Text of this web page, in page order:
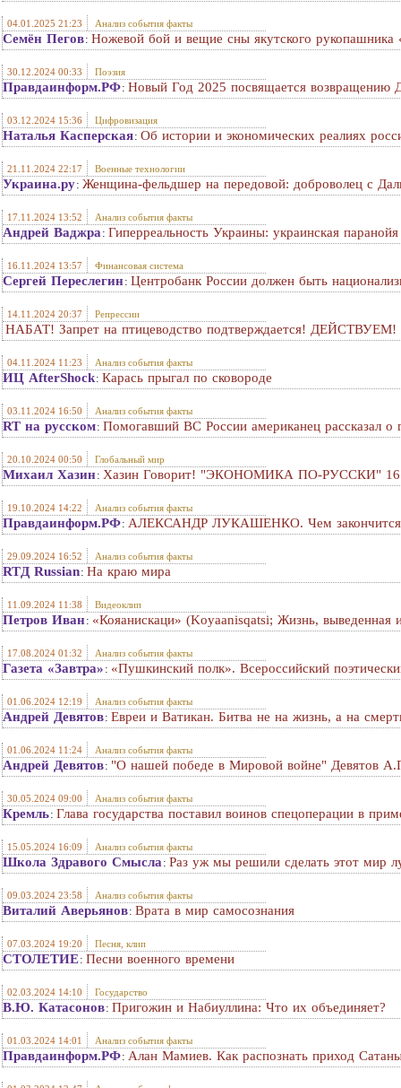
04.01.2025 21:23 Анализ события факты
Семён Пегов: Ножевой бой и вещие сны якутского рукопашника
30.12.2024 00:33 Поэзия
Правдаинформ.РФ: Новый Год 2025 посвящается возвращению
03.12.2024 15:36 Цифровизация
Наталья Касперская: Об истории и экономических реалиях
21.11.2024 22:17 Военные технологии
Украина.ру: Женщина-фельдшер на передовой: доброволец с
17.11.2024 13:52 Анализ события факты
Андрей Ваджра : Гиперреальность Украины: украинская
16.11.2024 13:57 Финансовая система
Сергей Переслегин: Центробанк России должен быть
14.11.2024 20:37 Репрессии
НАБАТ! Запрет на птицеводство подтверждается! ДЕЙСТВУЕМ!
04.11.2024 11:23 Анализ события факты
ИЦ AfterShock: Карась прыгал по сковороде
03.11.2024 16:50 Анализ события факты
RT на русском: Помогавший ВС России американец рассказал о
20.10.2024 00:50 Глобальный мир
Михаил Хазин: Хазин Говорит! "ЭКОНОМИКА ПО-РУССКИ" 16
19.10.2024 14:22 Анализ события факты
Правдаинформ.РФ: АЛЕКСАНДР ЛУКАШЕНКО. Чем закончится
29.09.2024 16:52 Анализ события факты
RTД Russian: На краю мира
11.09.2024 11:38 Видеоклип
Петров Иван: «Кояанискаци» (Koyaanisqatsi; Жизнь, выведенная
17.08.2024 01:32 Анализ события факты
Газета «Завтра» : «Пушкинский полк». Всероссийский
01.06.2024 12:19 Анализ события факты
Андрей Девятов: Евреи и Ватикан. Битва не на жизнь, а на
01.06.2024 11:24 Анализ события факты
Андрей Девятов: "О нашей победе в Мировой войне" Девятов
30.05.2024 09:00 Анализ события факты
Кремль: Глава государства поставил воинов спецоперации в
15.05.2024 16:09 Анализ события факты
Школа Здравого Смысла : Раз уж мы решили сделать этот мир
09.03.2024 23:58 Анализ события факты
Виталий Аверьянов: Врата в мир самосознания
07.03.2024 19:20 Песня, клип
СТОЛЕТИЕ: Песни военного времени
02.03.2024 14:10 Государство
В.Ю. Катасонов: Пригожин и Набиуллина: Что их объединяет?
01.03.2024 14:01 Анализ события факты
Правдаинформ.РФ: Алан Мамиев. Как распознать приход